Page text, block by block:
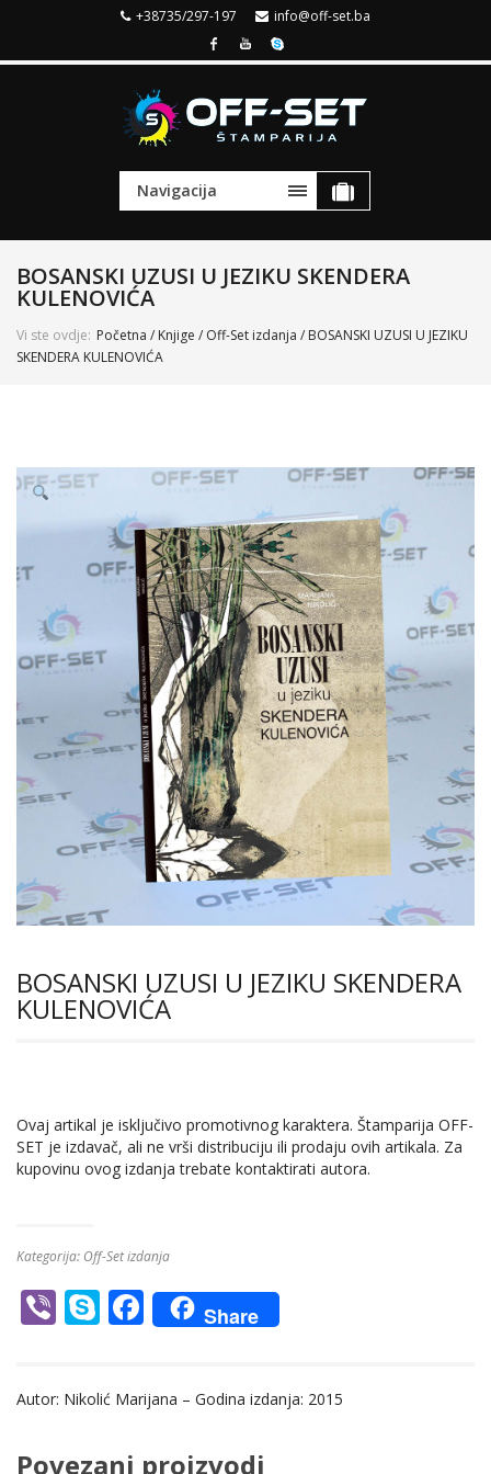
+38735/297-197 info@off-set.ba
Navigacija
BOSANSKI UZUSI U JEZIKU SKENDERA
KULENOVIĆA
Vi ste ovdje: Početna / Knjige / Off-Set izdanja / BOSANSKI UZUSI U JEZIKU
SKENDERA KULENOVIĆA
BOSANSKI UZUSI U JEZIKU SKENDERA
KULENOVIĆA
Ovaj artikal je isključivo promotivnog karaktera. Štamparija OFF-
SET je izdavač, ali ne vrši distribuciju ili prodaju ovih artikala. Za
kupovinu ovog izdanja trebate kontaktirati autora.
Kategorija: Off-Set izdanja
Vi S
p
F
ac
b
Share
Autor: Nikolić Marijana – Godina izdanja: 2015
Povezani proizvodi